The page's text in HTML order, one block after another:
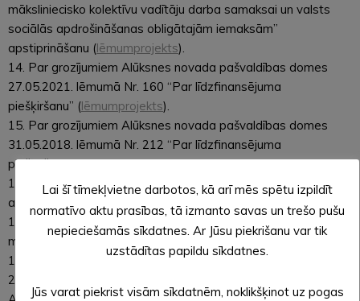
māksliniecisko kolektīvu vadītāju darba samaksai un valsts
sociālās apdrošināšanas obligātajām iemaksām”
apstiprināšanu (lēmumprojekts).
14. Par grozījumiem Alūksnes novada pašvaldības domes
27.05.2021. lēmumā Nr. 160 “Par līdzfinansējuma
piešķiršanu” (lēmumprojekts).
15. Par grozījumiem Alūksnes novada pašvaldības domes
31.05.2018. lēmumā Nr. 212 “Par līdzfinansējuma
piešķiršanu” (lēmumprojekts).
16. Par dalības maksas apstiprināšanu skolēnu vasaras
aktivitātēm (
lēmumprojekts
17. Par Alūksnes Bērnu un jauniešu centra sniegtajiem
maksas pakalpojumiem (
lēmumprojekts
18. Par grozījumiem Alūksnes novada pašvaldības domes
29.12.2022. lēmumā Nr. 469 “Par nomas maksas noteikšanu
Lai šī tīmekļvietne darbotos, kā arī mēs spētu izpildīt
normatīvo aktu prasības, tā izmanto savas un trešo pušu
nepieciešamās sīkdatnes. Ar Jūsu piekrišanu var tik
uzstādītas papildu sīkdatnes.
Jūs varat piekrist visām sīkdatnēm, noklikšķinot uz pogas